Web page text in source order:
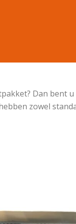
Dan bent
zowel